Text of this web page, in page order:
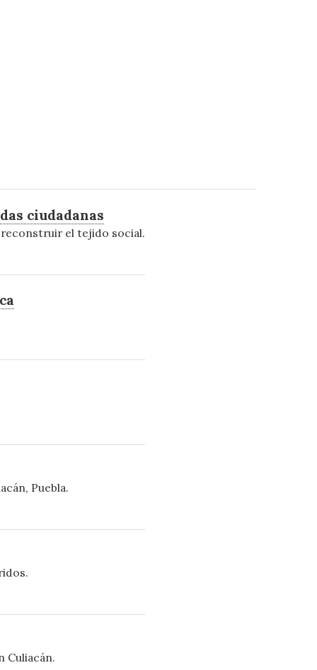
ciudadanas
reconstruir el tejido social.
Puebla.
Culiacán.